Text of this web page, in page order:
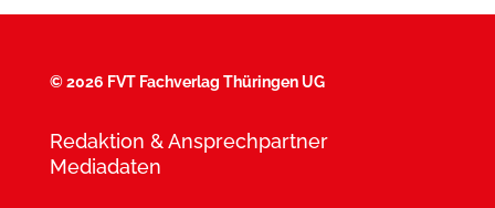
©2026 FVT Fachverlag Thüringen UG
Redaktion & Ansprechpartner
Mediadaten